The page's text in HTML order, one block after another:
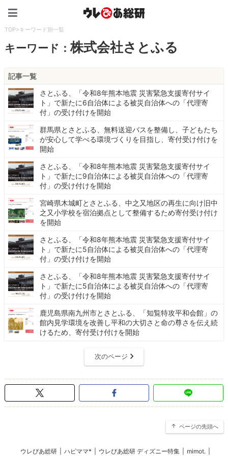
TOP>キーワード別一覧
キーワード：株式会社さとふる
記事一覧
さとふる、「令和8年熊本地震 災害緊急支援寄付サイ
ト」で新たに6自治体による被災自治体への「代理寄
付」の受け付けを開始
群馬県とさとふる、無料送迎バスを整備し、子どもたち
が安心して学べる環境づくりを目指し、寄付受け付けを
開始
さとふる、「令和8年熊本地震 災害緊急支援寄付サイ
ト」で新たに9自治体による被災自治体への「代理寄
付」の受け付けを開始
宮崎県木城町とさとふる、中之又地区の再生に向け旧中
之又小学校を宿泊拠点として整備するため寄付受け付け
を開始
さとふる、「令和8年熊本地震 災害緊急支援寄付サイ
ト」で新たに5自治体による被災自治体への「代理寄
付」の受け付けを開始
さとふる、「令和8年熊本地震 災害緊急支援寄付サイ
ト」で新たに5自治体による被災自治体への「代理寄
付」の受け付けを開始
鹿児島県南九州市とさとふる、「知覧特攻平和会館」の
館内見学環境を改善し平和の大切さと命の尊さを伝え続
けるため、寄付受け付けを開始
次のページ
ページの先頭へ
ウレぴあ総研 ハピママ* ウレぴあ総研 ディズニー特集 mimot.